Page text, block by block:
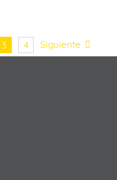
3 4 Siguiente